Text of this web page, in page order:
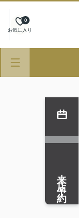
お気に入り
0
来店予約